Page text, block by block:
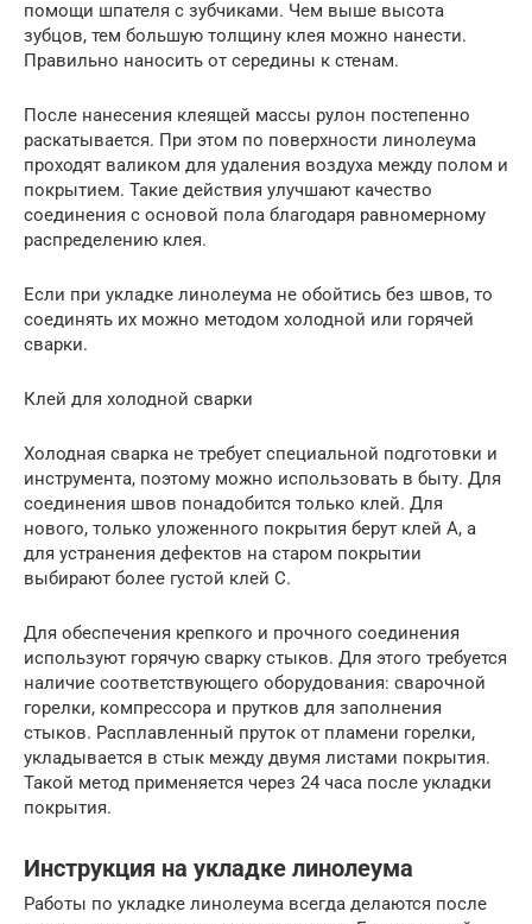
помощи шпателя с зубчиками. Чем выше высота
зубцов, тем большую толщину клея можно нанести.
Правильно наносить от середины к стенам.
После нанесения клеящей массы рулон постепенно
раскатывается. При этом по поверхности линолеума
проходят валиком для удаления воздуха между полом и
покрытием. Такие действия улучшают качество
соединения с основой пола благодаря равномерному
распределению клея.
Если при укладке линолеума не обойтись без швов, то
соединять их можно методом холодной или горячей
сварки.
Клей для холодной сварки
Холодная сварка не требует специальной подготовки и
инструмента, поэтому можно использовать в быту. Для
соединения швов понадобится только клей. Для
нового, только уложенного покрытия берут клей А, а
для устранения дефектов на старом покрытии
выбирают более густой клей С.
Для обеспечения крепкого и прочного соединения
используют горячую сварку стыков. Для этого требуется
наличие соответствующего оборудования: сварочной
горелки, компрессора и прутков для заполнения
стыков. Расплавленный пруток от пламени горелки,
укладывается в стык между двумя листами покрытия.
Такой метод применяется через 24 часа после укладки
покрытия.
Инструкция на укладке линолеума
Работы по укладке линолеума всегда делаются после